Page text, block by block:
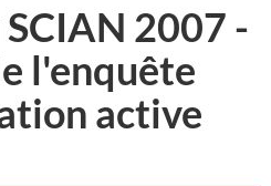
2007 -
l'enquête
active